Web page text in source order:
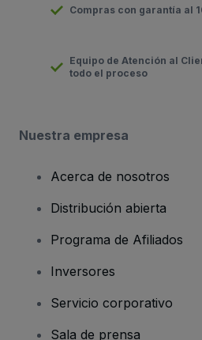
Compras con garantía al
Equipo de Atención al
todo el proceso
Nuestra empresa
Acerca de nosotros
Distribución abierta
Programa de Afiliados
Inversores
Servicio corporativo
Sala de prensa